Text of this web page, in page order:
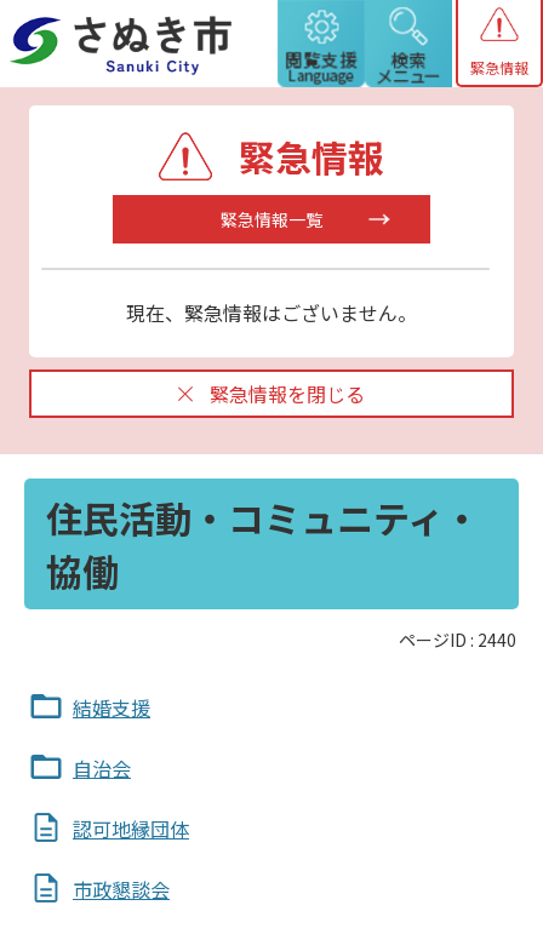
緊急情報
緊急情報
緊急情報一覧
現在、緊急情報はございません。
緊急情報を閉じる
住民活動・コミュニティ・
協働
ページID : 2440
結婚支援
自治会
認可地縁団体
市政懇談会